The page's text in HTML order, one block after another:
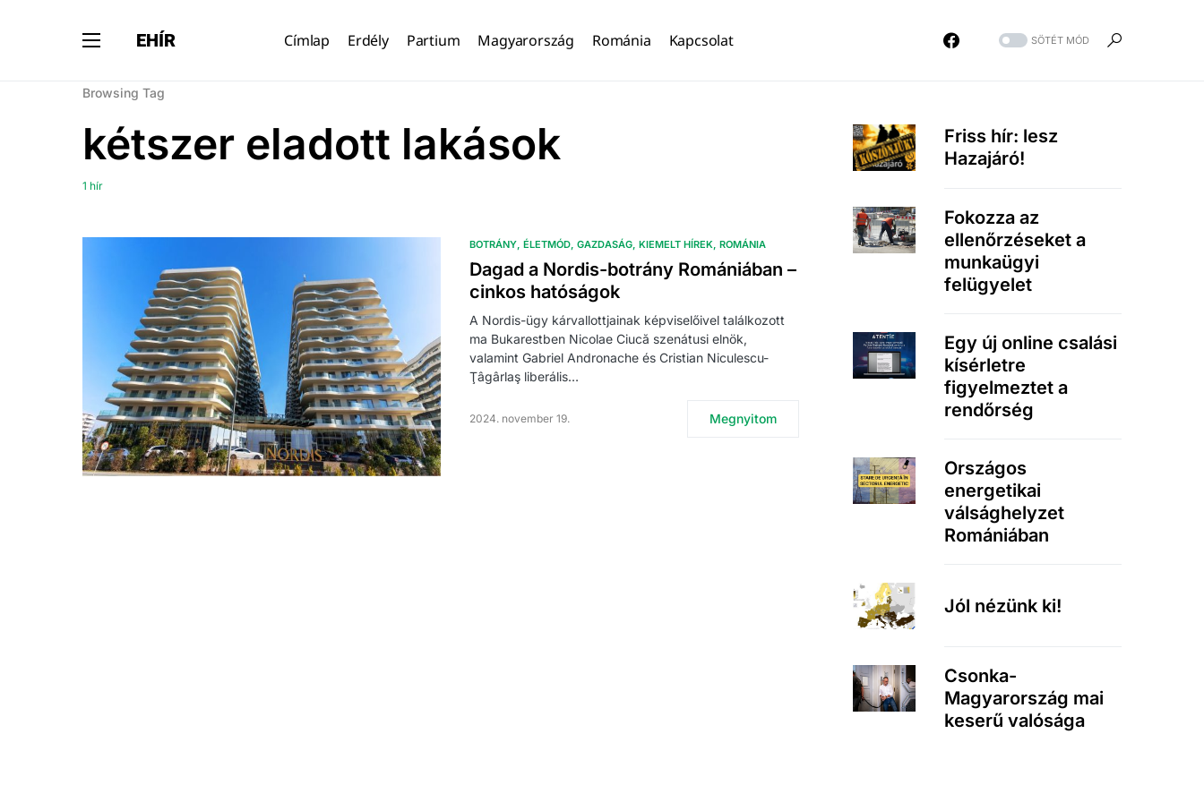
EHÍR Címlap Erdély Partium Magyarország Románia Kapcsolat SÖTÉT MÓD
Browsing Tag
kétszer eladott lakások
1 hír
BOTRÁNY ÉLETMÓD GAZDASÁG KIEMELT HÍREK ROMÁNIA
Dagad a Nordis-botrány Romániában –
cinkos hatóságok
A Nordis-ügy kárvallottjainak képviselőivel találkozott
ma Bukarestben Nicolae Ciucă szenátusi elnök,
valamint Gabriel Andronache és Cristian Niculescu-
Ţâgârlaş liberális…
2024. november 19. Megnyitom
Friss hír: lesz
Hazajáró!
Fokozza az
ellenőrzéseket a
munkaügyi
felügyelet
Egy új online csalási
kísérletre
figyelmeztet a
rendőrség
Országos
energetikai
válsághelyzet
Romániában
Jól nézünk ki!
Csonka-
Magyarország mai
keserű valósága